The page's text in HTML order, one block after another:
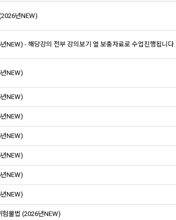
년NEW)
NEW) - 해당강의 전부 강의보기 옆 보충자료로 수업진행됩니다.
NEW)
NEW)
NEW)
NEW)
NEW)
NEW)
NEW)
물법 (2026년NEW)